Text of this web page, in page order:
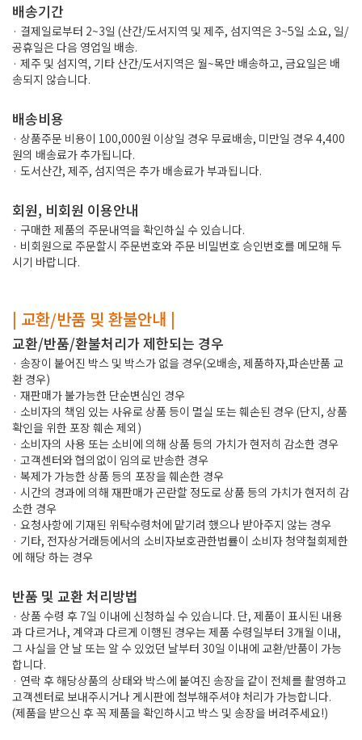
배송기간
· 결제일로부터 2~3일 (산간/도서지역 및 제주, 섬지역은 3~5일 소요, 일/
공휴일은 다음 영업일 배송.
· 제주 및 섬지역, 기타 산간/도서지역은 월~목만 배송하고, 금요일은 배
송되지 않습니다.
배송비용
· 상품주문 비용이 100,000원 이상일 경우 무료배송, 미만일 경우 4,400
원의 배송료가 추가됩니다.
· 도서산간, 제주, 섬지역은 추가 배송료가 부과됩니다.
회원, 비회원 이용안내
· 구매한 제품의 주문내역을 확인하실 수 있습니다.
· 비회원으로 주문할시 주문번호와 주문 비밀번호 승인번호를 메모해 두
시기 바랍니다.
| 교환/반품 및 환불안내 |
교환/반품/환불처리가 제한되는 경우
· 송장이 붙어진 박스 및 박스가 없을 경우(오배송, 제품하자,파손반품 교
환 경우)
· 재판매가 불가능한 단순변심인 경우
· 소비자의 책임 있는 사유로 상품 등이 멸실 또는 훼손된 경우 (단지, 상품
확인을 위한 포장 훼손 제외)
· 소비자의 사용 또는 소비에 의해 상품 등의 가치가 현저히 감소한 경우
· 고객센터와 협의없이 임의로 반송한 경우
· 복제가 가능한 상품 등의 포장을 훼손한 경우
· 시간의 경과에 의해 재판매가 곤란할 정도로 상품 등의 가치가 현저히 감
소한 경우
· 요청사항에 기재된 위탁수령처에 맡기려 했으나 받아주지 않는 경우
· 기타, 전자상거래등에서의 소비자보호관한법률이 소비자 청약철회제한
에 해당 하는 경우
반품 및 교환 처리방법
· 상품 수령 후 7일 이내에 신청하실 수 있습니다. 단, 제품이 표시된 내용
과 다르거나, 계약과 다르게 이행된 경우는 제품 수령일부터 3개월 이내,
그 사실을 안 날 또는 알 수 있었던 날부터 30일 이내에 교환/반품이 가능
합니다.
· 연락 후 해당상품의 상태와 박스에 붙여진 송장을 같이 전체를 촬영하고
고객센터로 보내주시거나 게시판에 첨부해주셔야 처리가 가능합니다.
(제품을 받으신 후 꼭 제품을 확인하시고 박스 및 송장을 버려주세요!)